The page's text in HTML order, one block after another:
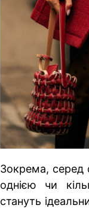
Зокрема, серед
однією чи
стануть